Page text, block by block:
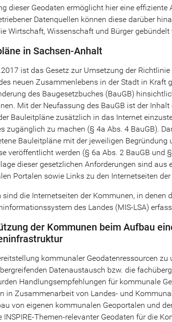
dieser Geodaten ermöglicht hier eine
Datenquellen können diese darüber
Wirtschaft, Wissenschaft und Bürger
in Sachsen-Anhalt
ist das Gesetz zur Umsetzung der
neuen Zusammenlebens in der Stadt in Kraft
des Baugesetzbuches (BauGB)
Mit der Neufassung des BauGB ist der
Bauleitpläne zusätzlich in das Internet
zugänglich zu machen (§ 4a Abs. 4 BauGB).
Bauleitpläne mit der jeweiligen
veröffentlicht werden (§ 6a Abs. 2 BauGB und
dieser gesetzlichen Anforderungen sind aus
Portalen sowie Links zu den Internetseiten
sind die Internetseiten der Kommunen, in denen
des Landes (MIS-LSA)
der Kommunen beim Aufbau
kommunaler Geodatenressourcen
Datenaustausch bzw. die
Handlungsempfehlungen für kommunale
in Zusammenarbeit von Landes- und
von eigenen kommunalen Geoportalen und
INSPIRE-Themen-relevanter Geodaten für die